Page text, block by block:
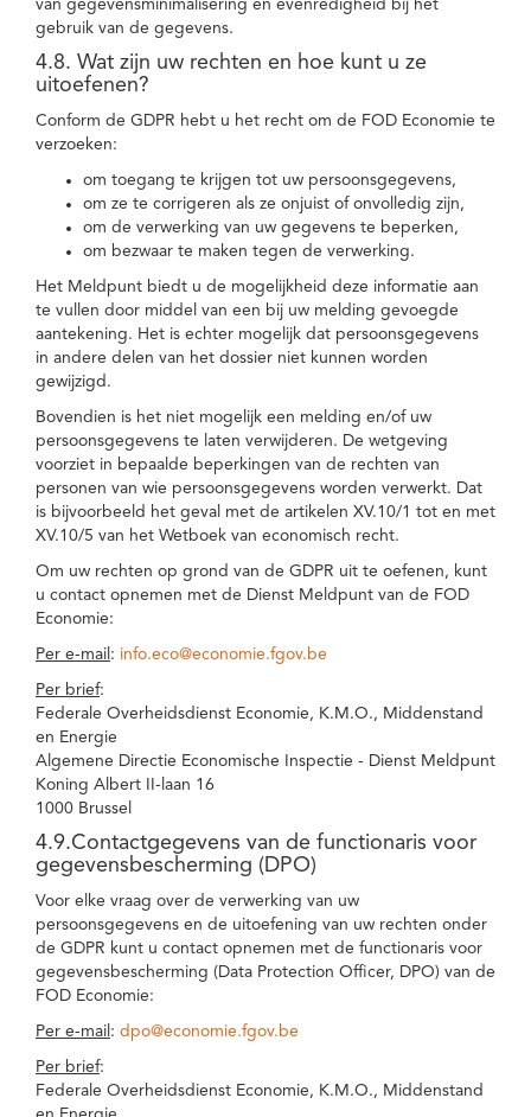
van gegevensminimalisering en evenredigheid bij het
gebruik van de gegevens.
4.8. Wat zijn uw rechten en hoe kunt u ze
uitoefenen?
Conform de GDPR hebt u het recht om de FOD Economie te
verzoeken:
om toegang te krijgen tot uw persoonsgegevens,
om ze te corrigeren als ze onjuist of onvolledig zijn,
om de verwerking van uw gegevens te beperken,
om bezwaar te maken tegen de verwerking.
Het Meldpunt biedt u de mogelijkheid deze informatie aan
te vullen door middel van een bij uw melding gevoegde
aantekening. Het is echter mogelijk dat persoonsgegevens
in andere delen van het dossier niet kunnen worden
gewijzigd.
Bovendien is het niet mogelijk een melding en/of uw
persoonsgegevens te laten verwijderen. De wetgeving
voorziet in bepaalde beperkingen van de rechten van
personen van wie persoonsgegevens worden verwerkt. Dat
is bijvoorbeeld het geval met de artikelen XV.10/1 tot en met
XV.10/5 van het Wetboek van economisch recht.
Om uw rechten op grond van de GDPR uit te oefenen, kunt
u contact opnemen met de Dienst Meldpunt van de FOD
Economie:
Per e-mail : info.eco@economie.fgov.be
Per brief:
Federale Overheidsdienst Economie, K.M.O., Middenstand
en Energie
Algemene Directie Economische Inspectie - Dienst Meldpunt
Koning Albert II-laan 16
1000 Brussel
4.9.Contactgegevens van de functionaris voor
gegevensbescherming (DPO)
Voor elke vraag over de verwerking van uw
persoonsgegevens en de uitoefening van uw rechten onder
de GDPR kunt u contact opnemen met de functionaris voor
gegevensbescherming (Data Protection Officer, DPO) van de
FOD Economie:
Per e-mail : dpo@economie.fgov.be
Per brief:
Federale Overheidsdienst Economie, K.M.O., Middenstand